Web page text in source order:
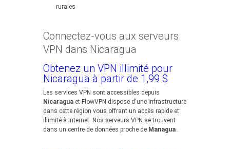
rurales
Connectez-vous aux serveurs
VPN dans Nicaragua
Obtenez un VPN illimité pour
Nicaragua à partir de 1,99 $
Les services VPN sont accessibles depuis
Nicaragua et FlowVPN dispose d'une infrastructure
dans cette région vous offrant un accès rapide et
illimité à Internet. Nos serveurs VPN se trouvent
dans un centre de données proche de Managua .